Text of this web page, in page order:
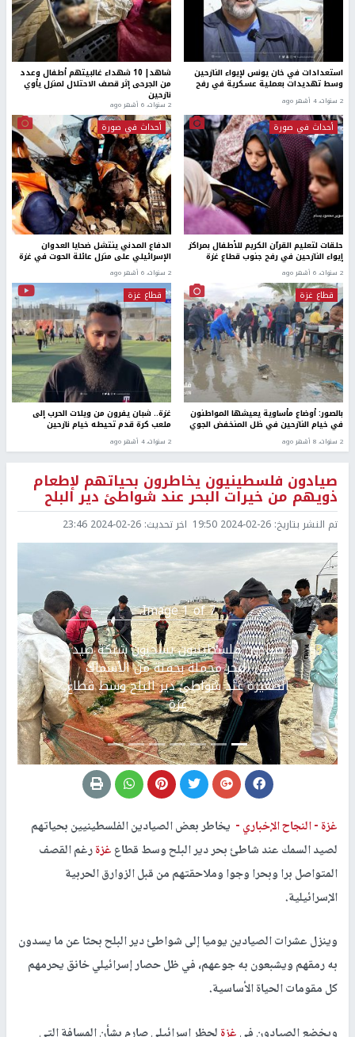
استعدادات في خان يونس لإيواء النازحين
وسط تهديدات بعملية عسكرية في رفح
2 سنوات، 4 أشهر ago
شاهد| 10 شهداء غالبيتهم أطفال وعدد
من الجرحى إثر قصف الاحتلال لمنزل يأوي
نازحين
2 سنوات، 6 أشهر ago
أحداث في صورة
حلقات لتعليم القرآن الكريم للأطفال بمراكز
إيواء النازحين في رفح جنوب قطاع غزة
2 سنوات، 6 أشهر ago
أحداث في صورة
الدفاع المدني ينتشل ضحايا العدوان
الإسرائيلي على منزل عائلة الحوت في غزة
2 سنوات، 6 أشهر ago
قطاع غزة
بالصور: أوضاع مأساوية يعيشها المواطنون
في خيام النازحين في ظل المنخفض الجوي
2 سنوات، 8 أشهر ago
قطاع غزة
غزة.. شبان يفرون من ويلات الحرب إلى
ملعب كرة قدم تحيطه خيام نازحين
2 سنوات، 4 أشهر ago
صيادون فلسطينيون يخاطرون بحياتهم لإطعام
ذويهم من خيرات البحر عند شواطئ دير البلح
تم النشر بتاريخ: 2024-02-26 19:50 اخر تحديث: 2024-02-26 23:46
Image 1 of 7.
صيادون فلسطينيون يسحبون شبكة صيد
من البحر محملة بحفنة من الأسماك
الصغيرة عند شواطئ دير البلح وسط قطاع
غزة
Previous التالي
غزة -النجاح الإخباري - يخاطر بعض الصيادين الفلسطينيين بحياتهم
لصيد السمك عند شاطئ بحر دير البلح وسط قطاعغزةرغم القصف
المتواصل برا وبحرا وجوا وملاحقتهم من قبل الزوارق الحربية
الإسرائيلية.
وينزل عشرات الصيادين يوميا إلى شواطئ دير البلح بحثا عن ما يسدون
به رمقهم ويشبعون به جوعهم، في ظل حصار إسرائيلي خانق يحرمهم
كل مقومات الحياة الأساسية.